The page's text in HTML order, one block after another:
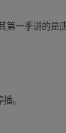
一季讲的是
。